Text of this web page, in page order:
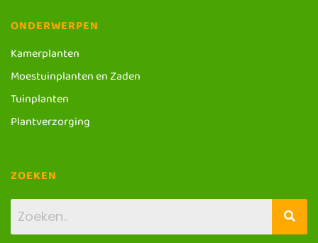
ONDERWERPEN
Kamerplanten
Moestuinplanten en Zaden
Tuinplanten
Plantverzorging
ZOEKEN